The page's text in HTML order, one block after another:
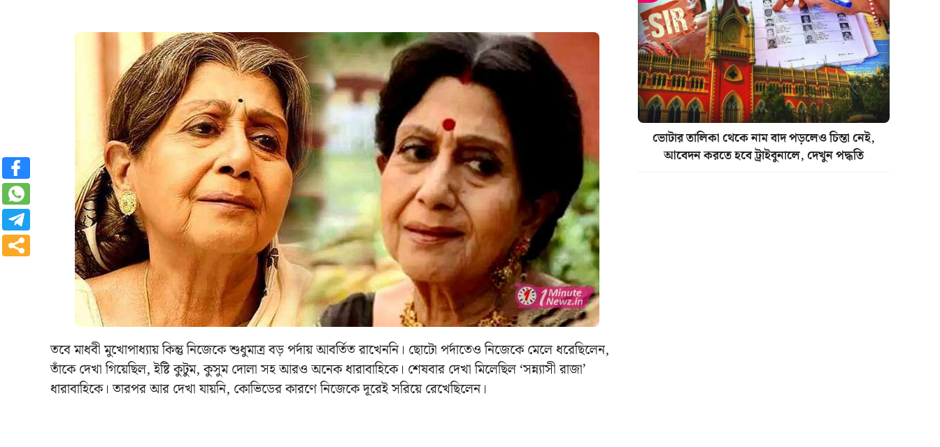
তবে মাধবী মুখোপাধ্যায় কিন্তু নিজেকে শুধুমাত্র বড় পর্দায় আবর্তিত রাখেননি। ছোটো পর্দাতেও নিজেকে মেলে ধরেছিলেন,
তাঁকে দেখা গিয়েছিল, ইষ্টি কুটুম, কুসুম দোলা সহ আরও অনেক ধারাবাহিকে। শেষবার দেখা মিলেছিল ‘সন্ন্যাসী রাজা’
ধারাবাহিকে। তারপর আর দেখা যায়নি, কোভিডের কারণে নিজেকে দূরেই সরিয়ে রেখেছিলেন।
ভোটার তালিকা থেকে নাম বাদ পড়লেও চিন্তা নেই,
আবেদন করতে হবে ট্রাইবুনালে, দেখুন পদ্ধতি